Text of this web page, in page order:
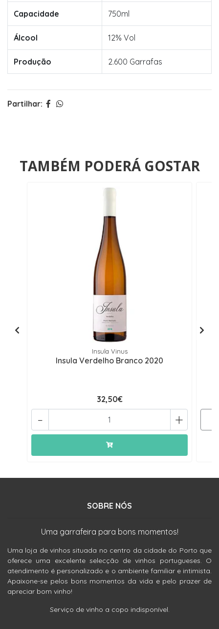
Capacidade 750ml
Álcool 12% Vol
Produção 2.600 Garrafas
Partilhar:
TAMBÉM PODERÁ GOSTAR
Insula Vinus
Insula Verdelho Branco 2020
32,50€
+
-
SOBRE NÓS
Uma garrafeira para bons momentos!
Uma loja de vinhos situada no centro da cidade do Porto que
oferece uma excelente selecção de vinhos portugueses. O
atendimento é personalizado e o ambiente familiar e intimista.
Apaixone-se pelos bons momentos da vida e pelo prazer de
apreciar bom vinho!
Serviço de vinho a copo indisponível.